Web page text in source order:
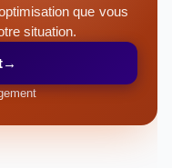
que vous
situation.
→